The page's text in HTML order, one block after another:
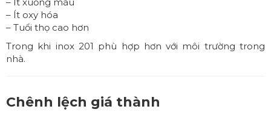
– Ít oxy hóa
– Tuổi thọ cao hơn
Trong khi inox 201 phù hợp hơn với môi trường trong
nhà.
Chênh lệch giá thành